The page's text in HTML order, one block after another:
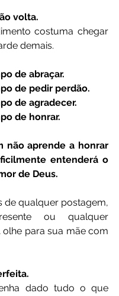
volta.
costuma chegar
demais.
de abraçar.
de pedir perdão.
de agradecer.
de honrar.
não aprende a honrar
entenderá o
de Deus.
de qualquer postagem,
ou qualquer
olhe para sua mãe com
dado tudo o que